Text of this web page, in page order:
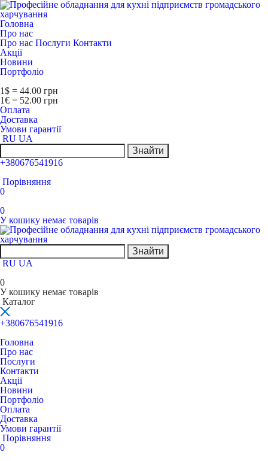
Головна
Про нас
Про нас Послуги Контакти
Акції
Новини
Портфоліо
1$ = 44.00 грн
1€ = 52.00 грн
Оплата
Доставка
Умови гарантії
RU UA
Знайти
+380676541916
Порівняння
0
0
У кошику немає товарів
Знайти
RU UA
0
У кошику немає товарів
Каталог
+380676541916
Головна
Про нас
Послуги
Контакти
Акції
Новини
Портфоліо
Оплата
Доставка
Умови гарантії
Порівняння
0